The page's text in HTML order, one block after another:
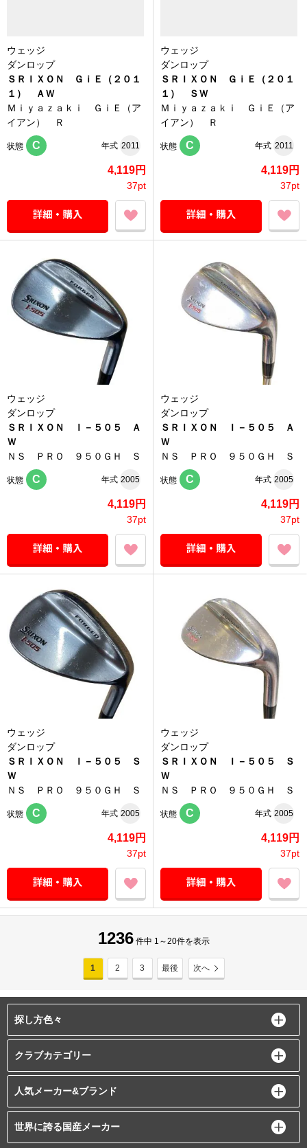
ウェッジ
ダンロップ
ＳＲＩＸＯＮ ＧｉＥ（２０１
１） ＡＷ
Ｍｉｙａｚａｋｉ ＧｉＥ（ア
イアン） Ｒ
状態 C 年式 2011
4,119円
37pt
ウェッジ
ダンロップ
ＳＲＩＸＯＮ ＧｉＥ（２０１
１） ＳＷ
Ｍｉｙａｚａｋｉ ＧｉＥ（ア
イアン） Ｒ
状態 C 年式 2011
4,119円
37pt
ウェッジ
ダンロップ
ＳＲＩＸＯＮ Ｉ－５０５ Ａ
Ｗ
ＮＳ ＰＲＯ ９５０ＧＨ Ｓ
状態 C 年式 2005
4,119円
37pt
ウェッジ
ダンロップ
ＳＲＩＸＯＮ Ｉ－５０５ Ａ
Ｗ
ＮＳ ＰＲＯ ９５０ＧＨ Ｓ
状態 C 年式 2005
4,119円
37pt
ウェッジ
ダンロップ
ＳＲＩＸＯＮ Ｉ－５０５ Ｓ
Ｗ
ＮＳ ＰＲＯ ９５０ＧＨ Ｓ
状態 C 年式 2005
4,119円
37pt
ウェッジ
ダンロップ
ＳＲＩＸＯＮ Ｉ－５０５ Ｓ
Ｗ
ＮＳ ＰＲＯ ９５０ＧＨ Ｓ
状態 C 年式 2005
4,119円
37pt
1236 件中 1～20件を表示
1 2 3 最後 次へ
探し方色々
クラブカテゴリー
人気メーカー&ブランド
世界に誇る国産メーカー